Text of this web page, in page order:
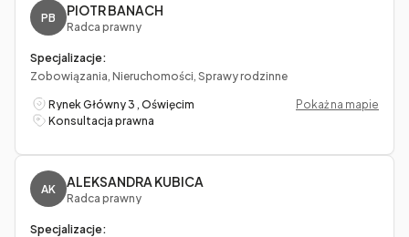
PB PIOTR BANACH
Radca prawny
Specjalizacje:
Zobowiązania, Nieruchomości, Sprawy rodzinne
Rynek Główny 3 , Oświęcim
Pokaż na mapie
Konsultacja prawna
AK ALEKSANDRA KUBICA
Radca prawny
Specjalizacje: